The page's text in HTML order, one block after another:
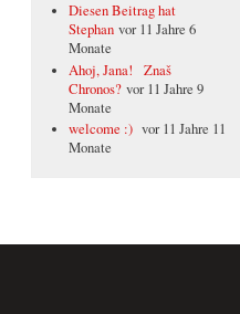
Diesen Beitrag hat
Stephan vor 11 Jahre 6
Monate
Ahoj, Jana! Znaš
Chronos? vor 11 Jahre 9
Monate
welcome :) vor 11 Jahre 11
Monate